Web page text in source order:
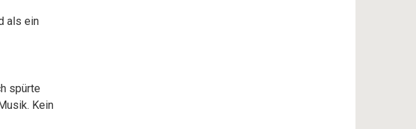
als ein
spürte
Kein